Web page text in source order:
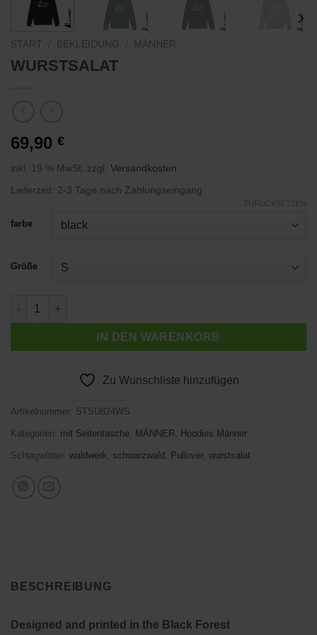
START BEKLEIDUNG MÄNNER
WURSTSALAT
69,90 €
inkl. 19 % MwSt. zzgl. Versandkosten
Lieferzeit: 2-3 Tage nach Zahlungseingang
farbe
Größe
WURSTSALAT Menge
IN DEN WARENKORB
Zu Wunschliste hinzufügen
Artikelnummer: STSU824WS
Kategorien: mit Seitentasche MÄNNER Hoodies Männer
Schlagwörter: waldwerk schwarzwald Pullover, wurstsalat
BESCHREIBUNG
Designed and printed in the Black Forest